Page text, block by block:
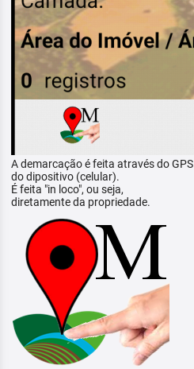
A demarcação é feita através do GPS
do dipositivo (celular).
É feita "in loco", ou seja,
diretamente da propriedade.